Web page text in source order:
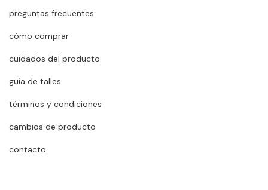
preguntas frecuentes
cómo comprar
cuidados del producto
guía de talles
términos y condiciones
cambios de producto
contacto